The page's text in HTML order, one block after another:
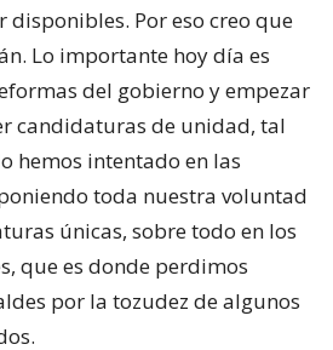
disponibles. Por eso creo que
Lo importante hoy día es
del gobierno y empezar
candidaturas de unidad, tal
hemos intentado en las
toda nuestra voluntad
únicas, sobre todo en los
que es donde perdimos
por la tozudez de algunos